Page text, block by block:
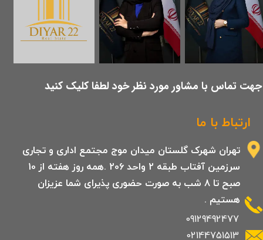
ارتباط با ما
09129492477
02144751513
تهران شهرک گلستان میدان موج مجتمع اداری و تجاری
سرزمین آفتاب طبقه 2 واحد 206 .همه روز هفته از 10
صبح تا 8 شب به صورت حضوری پذیرای شما عزیزان
هستیم .
​جهت تماس با مشاور مورد نظر خود لطفا کلیک کنید